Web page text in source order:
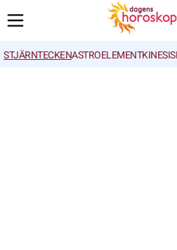
STJÄRNTECKENASTROELEMENT